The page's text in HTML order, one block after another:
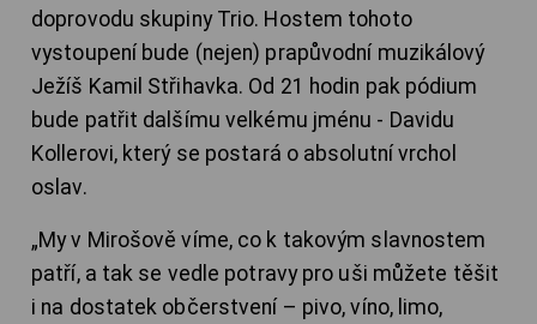
doprovodu skupiny Trio. Hostem tohoto
vystoupení bude (nejen) prapůvodní muzikálový
Ježíš Kamil Střihavka. Od 21 hodin pak pódium
bude patřit dalšímu velkému jménu - Davidu
Kollerovi, který se postará o absolutní vrchol
oslav.
„My v Mirošově víme, co k takovým slavnostem
patří, a tak se vedle potravy pro uši můžete těšit
i na dostatek občerstvení – pivo, víno, limo,